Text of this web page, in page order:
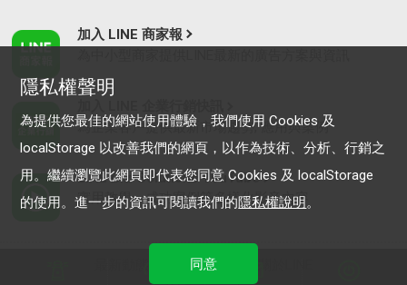
加入 LINE 商家報
為企業客戶提供最新市場趨勢, 應用與案例
LINE Biz-Solutions YouTube
實用教學、成功案例等多樣化影音內容
服務條款
隱私權聲明
為提供您最佳的網站使用體驗，我們使用 Cookies 及
localStorage 以改善我們的網頁，以作為技術、分析、行銷之
用。繼續瀏覽此網頁即代表您同意 Cookies 及 localStorage
的使用。進一步的資訊可閱讀我們的隱私權說明。
同意